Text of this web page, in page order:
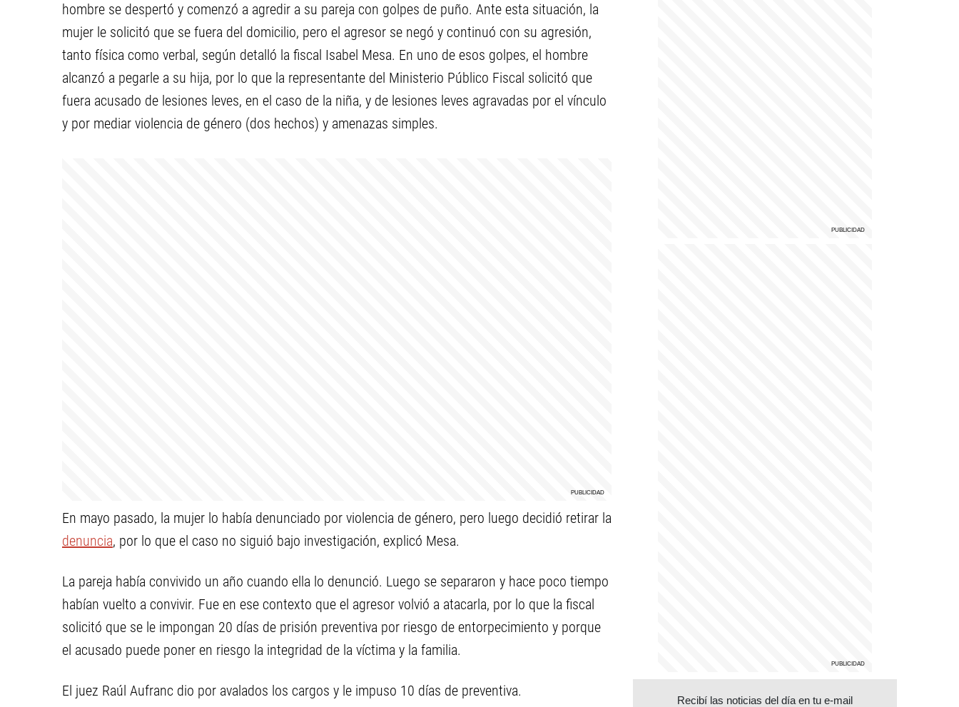
hombre se despertó y comenzó a agredir a su pareja con golpes de puño. Ante esta situación, la
mujer le solicitó que se fuera del domicilio, pero el agresor se negó y continuó con su agresión,
tanto física como verbal, según detalló la fiscal Isabel Mesa. En uno de esos golpes, el hombre
alcanzó a pegarle a su hija, por lo que la representante del Ministerio Público Fiscal solicitó que
fuera acusado de lesiones leves, en el caso de la niña, y de lesiones leves agravadas por el vínculo
y por mediar violencia de género (dos hechos) y amenazas simples.
En mayo pasado, la mujer lo había denunciado por violencia de género, pero luego decidió retirar la
denuncia, por lo que el caso no siguió bajo investigación, explicó Mesa.
La pareja había convivido un año cuando ella lo denunció. Luego se separaron y hace poco tiempo
habían vuelto a convivir. Fue en ese contexto que el agresor volvió a atacarla, por lo que la fiscal
solicitó que se le impongan 20 días de prisión preventiva por riesgo de entorpecimiento y porque
el acusado puede poner en riesgo la integridad de la víctima y la familia.
El juez Raúl Aufranc dio por avalados los cargos y le impuso 10 días de preventiva.
Recibí las noticias del día en tu e-mail